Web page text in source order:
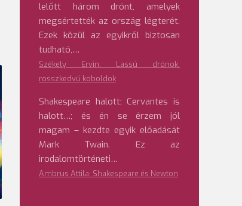
lelőtt három drónt, amelyek
megsértették az ország légterét.
Ezek közül az egyikről biztosan
tudható,…
Székely Ervin: Lassú drónok,
rosszkedvű koboldok
Shakespeare halott; Cervantes is
halott…; és én se érzem jól
magam – kezdte egyik előadását
Mark Twain. Ez az
irodalomtörténeti…
Ambrus Attila: Shakespeare és Newton